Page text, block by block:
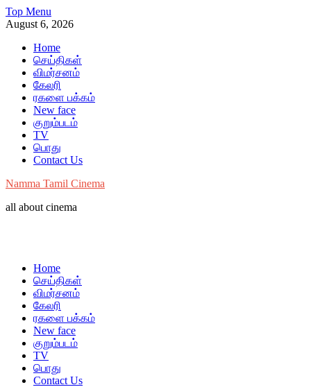
Skip
to
Top Menu
August 6, 2026
Home
செய்திகள்
விமர்சனம்
கேலரி
ரகளை பக்கம்
New face
குறும்படம்
TV
பொது
Contact Us
Namma Tamil Cinema
all about cinema
Home
செய்திகள்
விமர்சனம்
கேலரி
ரகளை பக்கம்
New face
குறும்படம்
TV
பொது
Contact Us